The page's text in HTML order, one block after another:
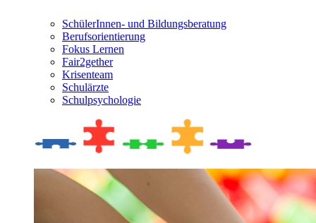
SchülerInnen- und Bildungsberatung
Berufsorientierung
Fokus Lernen
Fair2gether
Krisenteam
Schulärzte
Schulpsychologie